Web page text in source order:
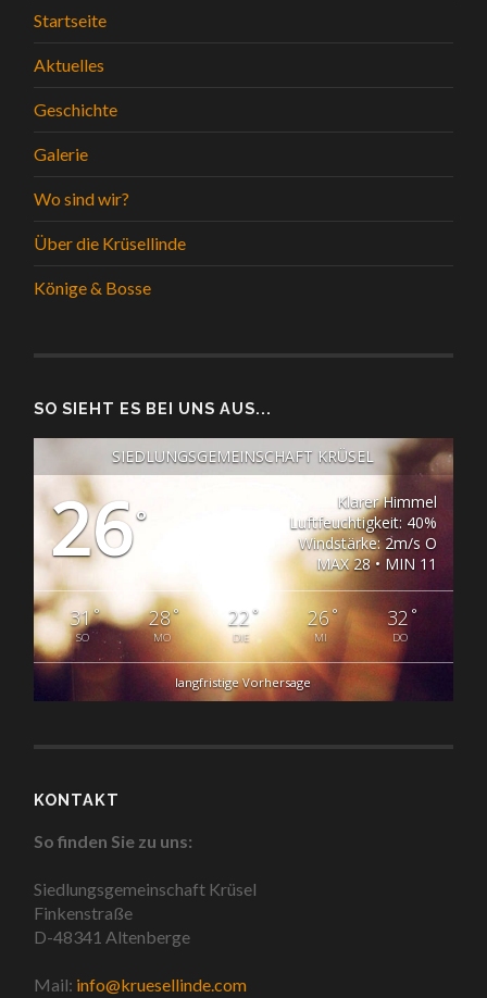
Startseite
Aktuelles
Geschichte
Galerie
Wo sind wir?
Über die Krüsellinde
Könige & Bosse
SO SIEHT ES BEI UNS AUS...
SIEDLUNGSGEMEINSCHAFT KRÜSEL
26°
Klarer Himmel
Luftfeuchtigkeit: 40%
Windstärke: 2m/s O
MAX 28 • MIN 11
31°
SO
28°
MO
22 °
DIE
26°
MI
32 °
DO
langfristige Vorhersage
KONTAKT
So finden Sie zu uns:
Siedlungsgemeinschaft Krüsel
Finkenstraße
D-48341 Altenberge
Mail: info@kruesellinde.com